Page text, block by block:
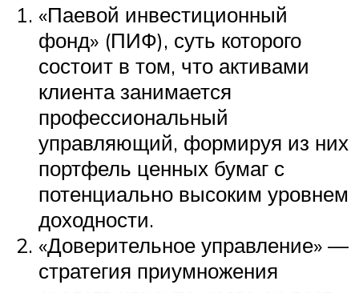
«Паевой инвестиционный
фонд» (ПИФ), суть которого
состоит в том, что активами
клиента занимается
профессиональный
управляющий, формируя из них
портфель ценных бумаг с
потенциально высоким уровнем
доходности.
«Доверительное управление» —
стратегия приумножения